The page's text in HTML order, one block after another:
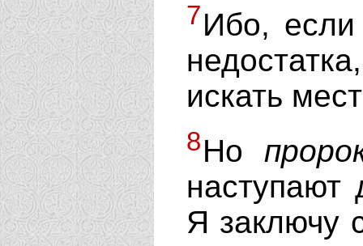
7Ибо,
искать
8Но
наступают
Я заключу